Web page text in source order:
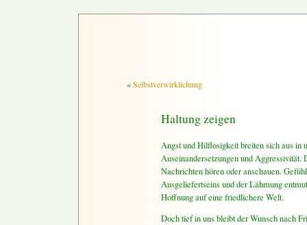
«Selbstverwirklichung
Haltung zeigen
Angst und Hilflosigkeit breiten sich aus in
Auseinandersetzungen und
Nachrichten hören oder anschauen.
Ausgeliefertseins und der Lähmung
Hoffnung auf eine friedlichere Welt.
Doch tief in uns bleibt der Wunsch nach